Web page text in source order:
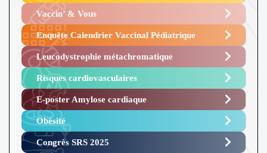
Vaccin’ & Vous
Enquête Calendrier Vaccinal Pédiatrique
Leucodystrophie métachromatique
Risques cardiovasculaires
E-poster Amylose cardiaque ​
Obésité ​
Congrès SRS 2025 ​